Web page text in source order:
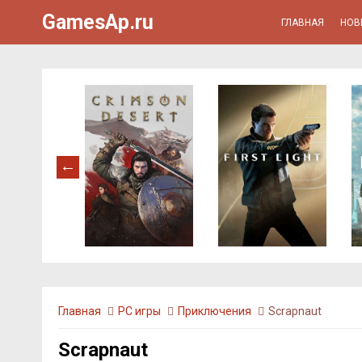
GamesAp.ru ГЛАВНАЯ
Главная PC игры Приключения Scrapnaut
Scrapnaut